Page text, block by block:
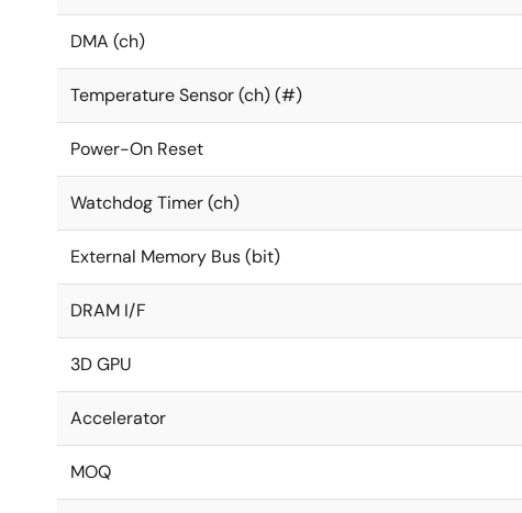
DMA (ch)
Temperature Sensor (ch) (#)
Power-On Reset
Watchdog Timer (ch)
External Memory Bus (bit)
DRAM I/F
3D GPU
Accelerator
MOQ